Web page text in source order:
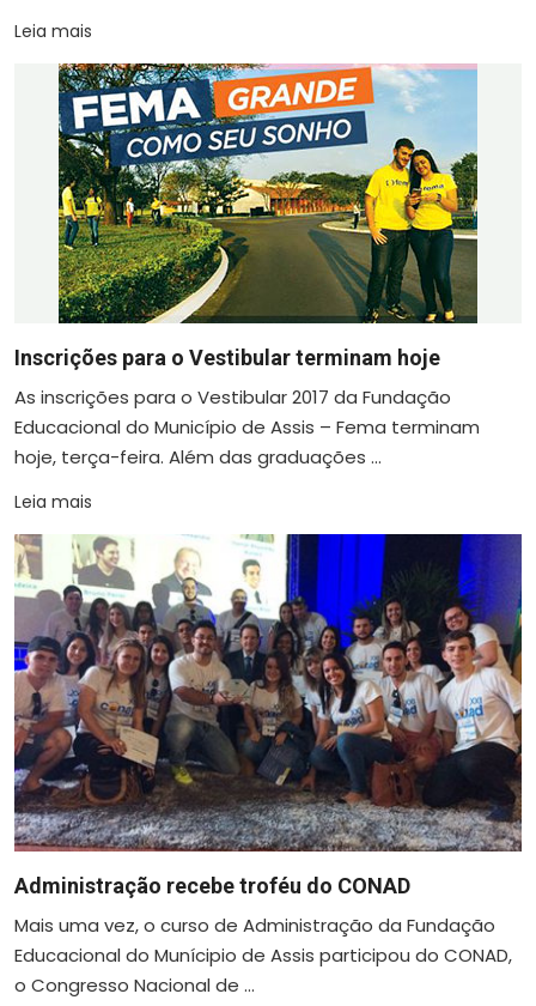
Leia mais
Inscrições para o Vestibular terminam hoje
As inscrições para o Vestibular 2017 da Fundação
Educacional do Município de Assis – Fema terminam
hoje, terça-feira. Além das graduações ...
Leia mais
Administração recebe troféu do CONAD
Mais uma vez, o curso de Administração da Fundação
Educacional do Munícipio de Assis participou do CONAD,
o Congresso Nacional de ...